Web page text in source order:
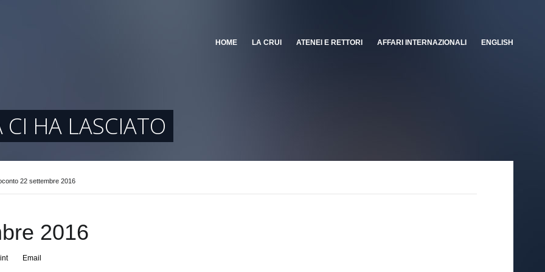
HOME LA CRUI ATENEI E RETTORI AFFARI INTERNAZIONALI ENGLISH
HA LASCIATO
22 settembre 2016
2016
Email